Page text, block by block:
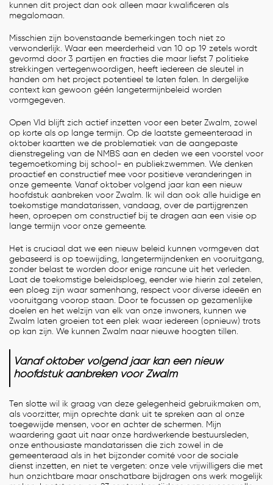
kunnen dit project dan ook alleen maar kwalificeren als
megalomaan.
Misschien zijn bovenstaande bemerkingen toch niet zo
verwonderlijk. Waar een meerderheid van 10 op 19 zetels wordt
gevormd door 3 partijen en fracties die maar liefst 7 politieke
strekkingen vertegenwoordigen, heeft iedereen de sleutel in
handen om het project potentieel te laten falen. In dergelijke
context kan gewoon géén langetermijnbeleid worden
vormgegeven.
Open Vld blijft zich actief inzetten voor een beter Zwalm, zowel
op korte als op lange termijn. Op de laatste gemeenteraad in
oktober kaartten we de problematiek van de aangepaste
dienstregeling van de NMBS aan en deden we een voorstel voor
tegemoetkoming bij school- en publiekzwemmen. We denken
proactief en constructief mee voor positieve veranderingen in
onze gemeente. Vanaf oktober volgend jaar kan een nieuw
hoofdstuk aanbreken voor Zwalm. Ik wil dan ook alle huidige en
toekomstige mandatarissen, vandaag, over de partijgrenzen
heen, oproepen om constructief bij te dragen aan een visie op
lange termijn voor onze gemeente.
Het is cruciaal dat we een nieuw beleid kunnen vormgeven dat
gebaseerd is op toewijding, langetermijndenken en vooruitgang,
zonder belast te worden door enige rancune uit het verleden.
Laat de toekomstige beleidsploeg, eender wie hierin zal zetelen,
een ploeg zijn waar samenhang, respect voor diverse ideeën en
vooruitgang voorop staan. Door te focussen op gezamenlijke
doelen en het welzijn van elk van onze inwoners, kunnen we
Zwalm laten groeien tot een plek waar iedereen (opnieuw) trots
op kan zijn. We kunnen Zwalm naar nieuwe hoogten tillen.
Vanaf oktober volgend jaar kan een nieuw
hoofdstuk aanbreken voor Zwalm
Ten slotte wil ik graag van deze gelegenheid gebruikmaken om,
als voorzitter, mijn oprechte dank uit te spreken aan al onze
toegewijde mensen, voor en achter de schermen. Mijn
waardering gaat uit naar onze hardwerkende bestuursleden,
onze enthousiaste mandatarissen die zich zowel in de
gemeenteraad als in het bijzonder comité voor de sociale
dienst inzetten, en niet te vergeten: onze vele vrijwilligers die met
hun onzichtbare maar onschatbare bijdragen ons werk mogelijk